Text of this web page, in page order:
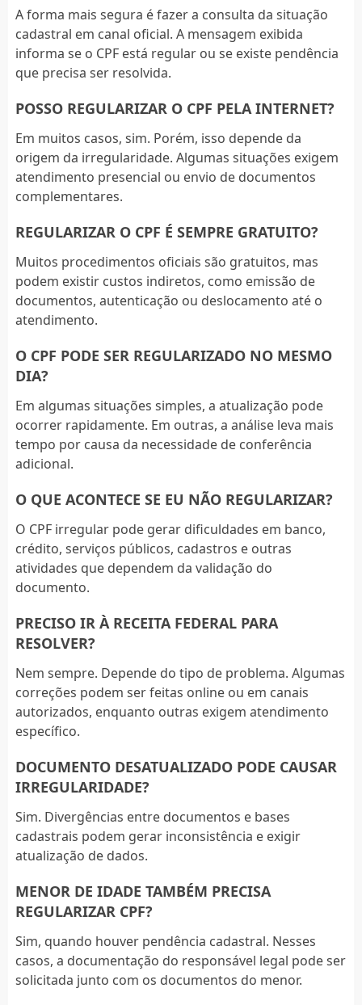
A forma mais segura é fazer a consulta da situação
cadastral em canal oficial. A mensagem exibida
informa se o CPF está regular ou se existe pendência
que precisa ser resolvida.
POSSO REGULARIZAR O CPF PELA INTERNET?
Em muitos casos, sim. Porém, isso depende da
origem da irregularidade. Algumas situações exigem
atendimento presencial ou envio de documentos
complementares.
REGULARIZAR O CPF É SEMPRE GRATUITO?
Muitos procedimentos oficiais são gratuitos, mas
podem existir custos indiretos, como emissão de
documentos, autenticação ou deslocamento até o
atendimento.
O CPF PODE SER REGULARIZADO NO MESMO
DIA?
Em algumas situações simples, a atualização pode
ocorrer rapidamente. Em outras, a análise leva mais
tempo por causa da necessidade de conferência
adicional.
O QUE ACONTECE SE EU NÃO REGULARIZAR?
O CPF irregular pode gerar dificuldades em banco,
crédito, serviços públicos, cadastros e outras
atividades que dependem da validação do
documento.
PRECISO IR À RECEITA FEDERAL PARA
RESOLVER?
Nem sempre. Depende do tipo de problema. Algumas
correções podem ser feitas online ou em canais
autorizados, enquanto outras exigem atendimento
específico.
DOCUMENTO DESATUALIZADO PODE CAUSAR
IRREGULARIDADE?
Sim. Divergências entre documentos e bases
cadastrais podem gerar inconsistência e exigir
atualização de dados.
MENOR DE IDADE TAMBÉM PRECISA
REGULARIZAR CPF?
Sim, quando houver pendência cadastral. Nesses
casos, a documentação do responsável legal pode ser
solicitada junto com os documentos do menor.